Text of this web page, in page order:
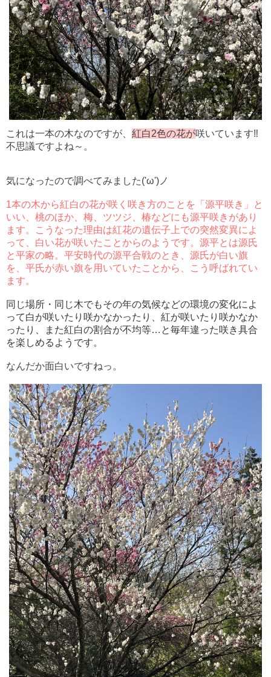
これは一本の木なのですが、 紅白2色の花が咲いています‼
不思議ですよね～。
気になったので調べてみました('ω')ノ
1本の木から紅白の花が咲く咲き方のことを「 源平咲き」と
いい、 桃のほか、梅、ツツジ、椿などにも源平咲きがあり
ます。こうなった理由は紅花の遺伝子上での突然変異によ
って、白い花が咲いたことからのようです。 源平とは源氏
と平家の略。 平安時代の源平合戦のとき、源氏が白い旗
を、平氏が赤い旗を用いていたことから、こう呼ばれてい
ます。
同じ場所・同じ木でもその年の気候などの環境の変化によ
って白が咲いたり咲かなかったり、紅が咲いたり咲かなか
ったり、また紅白の割合が不均等…と毎年違った咲き具合
を楽しめるようです。
なんだか面白いですねっ。